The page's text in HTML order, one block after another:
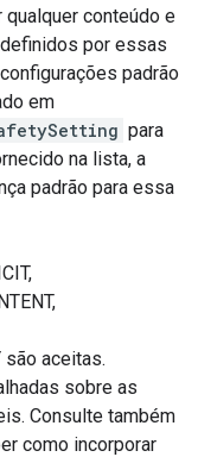
qualquer conteúdo e
por essas
padrão
em
para
na lista, a
padrão para essa
são aceitas.
sobre as
Consulte também
como incorporar